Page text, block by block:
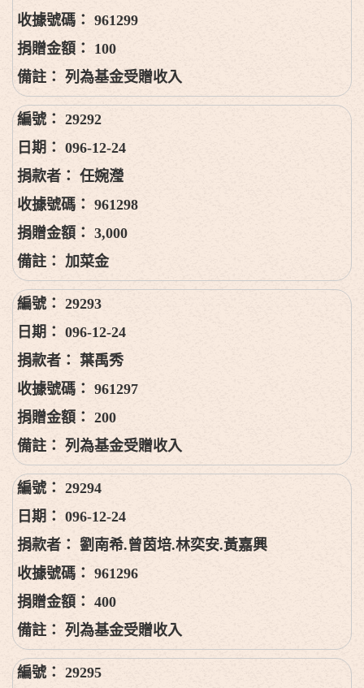
961299
100
列為基金受贈收入
29292
096-12-24
任婉瀅
961298
3,000
加菜金
29293
096-12-24
葉禹秀
961297
200
列為基金受贈收入
29294
096-12-24
劉南希.曾茵培.林奕安.黃嘉興
961296
400
列為基金受贈收入
29295